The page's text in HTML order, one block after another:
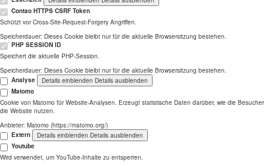
Contao HTTPS CSRF Token
Schützt vor Cross-Site-Request-Forgery Angriffen.
Speicherdauer: Dieses Cookie bleibt nur für die aktuelle Browsersitzung bestehen.
PHP SESSION ID
Speichert die aktuelle PHP-Session.
Speicherdauer: Dieses Cookie bleibt nur für die aktuelle Browsersitzung bestehen.
Analyse
Details einblenden Details ausblenden
Matomo
Cookie von Matomo für Website-Analysen. Erzeugt statistische Daten darüber, wie die Besucher
die Website nutzen.
Anbieter: Matomo (https://matomo.org/)
Extern
Details einblenden Details ausblenden
Youtube
Wird verwendet, um YouTube-Inhalte zu entsperren.